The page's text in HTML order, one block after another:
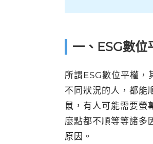
一、ESG數位
所謂ESG數位平權，
不同狀況的人，都能
鼠，有人可能需要螢
麼點都不順等等諸多
原因。